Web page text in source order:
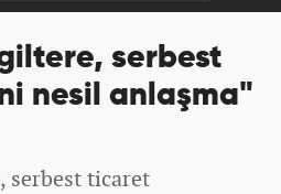
serbest
nesil anlaşma"
serbest ticaret